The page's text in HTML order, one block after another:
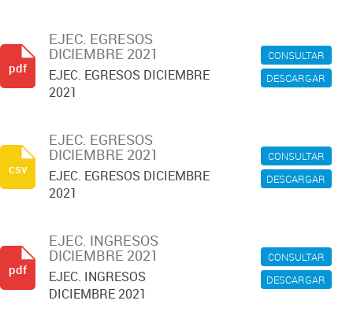
CONSULTAR
DESCARGAR
EJEC. EGRESOS
DICIEMBRE 2021
EJEC. EGRESOS DICIEMBRE
2021
pdf
CONSULTAR
DESCARGAR
EJEC. EGRESOS
DICIEMBRE 2021
EJEC. EGRESOS DICIEMBRE
2021
csv
CONSULTAR
DESCARGAR
EJEC. INGRESOS
DICIEMBRE 2021
EJEC. INGRESOS
DICIEMBRE 2021
pdf